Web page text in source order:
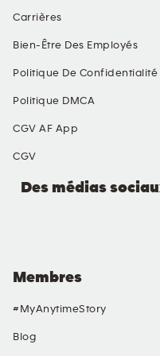
Carrières
Bien-Être Des Employés
Politique De Confidentialité
Politique DMCA
CGV AF App
CGV
Membres
#MyAnytimeStory
Blog
Des médias